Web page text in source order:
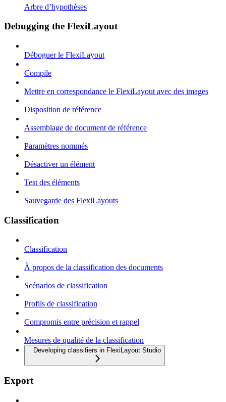
Arbre d’hypothèses
Debugging the FlexiLayout
Déboguer le FlexiLayout
Compile
Mettre en correspondance le FlexiLayout avec des images
Disposition de référence
Assemblage de document de référence
Paramètres nommés
Désactiver un élément
Test des éléments
Sauvegarde des FlexiLayouts
Classification
Classification
À propos de la classification des documents
Scénarios de classification
Profils de classification
Compromis entre précision et rappel
Mesures de qualité de la classification
Developing classifiers in FlexiLayout Studio
Export